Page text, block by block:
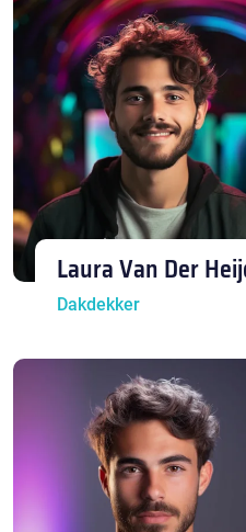
Laura Van Der
Dakdekker